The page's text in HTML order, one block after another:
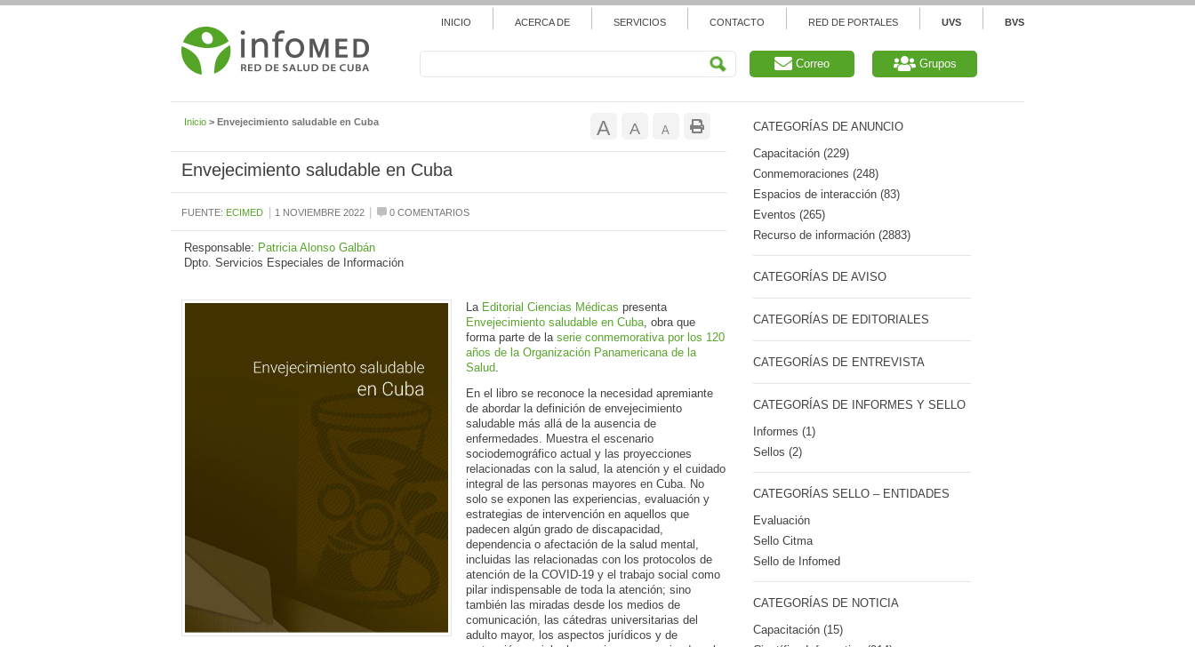
INICIO ACERCA DE SERVICIOS CONTACTO RED DE PORTALES UVS BVS
Correo Grupos
Inicio > Envejecimiento saludable en Cuba
A Reducir
ARestablecer
de
fuente
AAumentar
tamaño
de
Envejecimiento saludable en Cuba
FUENTE: ECIMED 1 NOVIEMBRE 2022 0 COMENTARIOS
Responsable: Patricia Alonso Galbán
Dpto. Servicios Especiales de Información
La Editorial Ciencias Médicas presenta
Envejecimiento saludable en Cuba, obra que
forma parte de la serie conmemorativa por los 120
años de la Organización Panamericana de la
Salud.
En el libro se reconoce la necesidad apremiante
de abordar la definición de envejecimiento
saludable más allá de la ausencia de
enfermedades. Muestra el escenario
sociodemográfico actual y las proyecciones
relacionadas con la salud, la atención y el cuidado
integral de las personas mayores en Cuba. No
solo se exponen las experiencias, evaluación y
estrategias de intervención en aquellos que
padecen algún grado de discapacidad,
dependencia o afectación de la salud mental,
incluidas las relacionadas con los protocolos de
atención de la COVID-19 y el trabajo social como
pilar indispensable de toda la atención; sino
también las miradas desde los medios de
comunicación, las cátedras universitarias del
adulto mayor, los aspectos jurídicos y de
CATEGORÍAS DE ANUNCIO
Capacitación (229)
Conmemoraciones (248)
Espacios de interacción (83)
Eventos (265)
Recurso de información (2883)
CATEGORÍAS DE AVISO
CATEGORÍAS DE EDITORIALES
CATEGORÍAS DE ENTREVISTA
CATEGORÍAS DE INFORMES Y SELLO
Informes (1)
Sellos (2)
CATEGORÍAS SELLO – ENTIDADES
Evaluación
Sello Citma
Sello de Infomed
CATEGORÍAS DE NOTICIA
Capacitación (15)